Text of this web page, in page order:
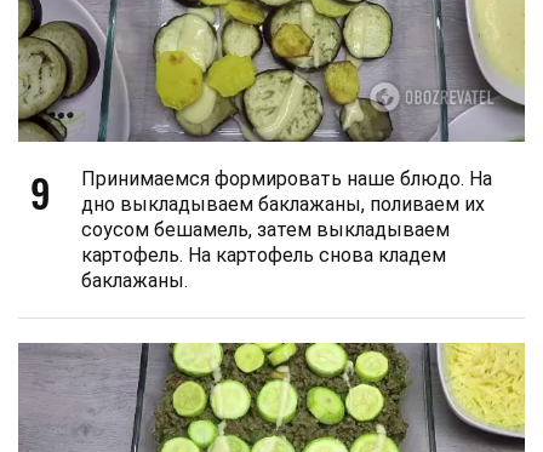
9
Принимаемся формировать наше блюдо. На
дно выкладываем баклажаны, поливаем их
соусом бешамель, затем выкладываем
картофель. На картофель снова кладем
баклажаны.